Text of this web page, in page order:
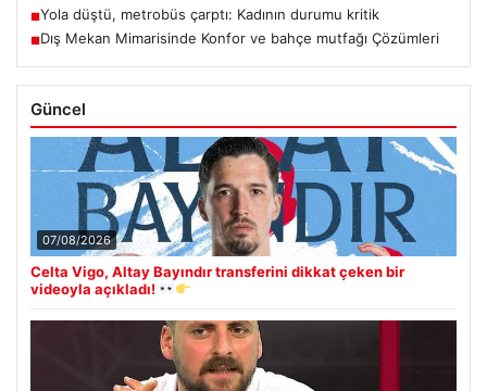
■Yola düştü, metrobüs çarptı: Kadının durumu kritik
■Dış Mekan Mimarisinde Konfor ve bahçe mutfağı Çözümleri
Güncel
07/08/2026
Celta Vigo, Altay Bayındır transferini dikkat çeken bir
videoyla açıkladı!